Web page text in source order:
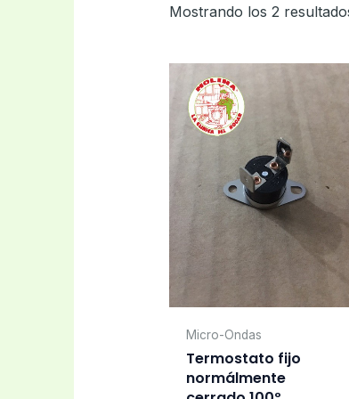
Mostrando los 2
Micro-Ondas
Termostato fijo
normálmente